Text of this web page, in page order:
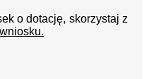
o dotację, skorzystaj z
wniosku.